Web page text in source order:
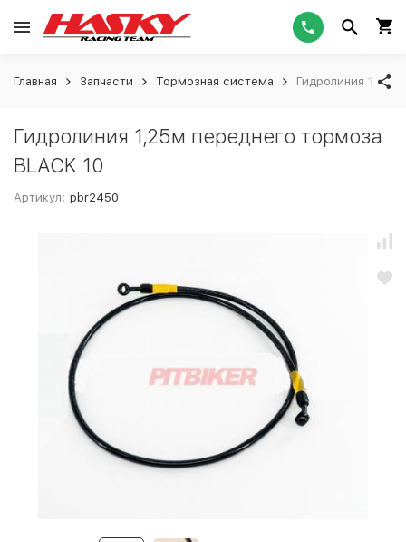
Главная Запчасти Тормозная система Гидролиния 1,25м
Гидролиния 1,25м переднего тормоза
BLACK 10
Артикул: pbr2450